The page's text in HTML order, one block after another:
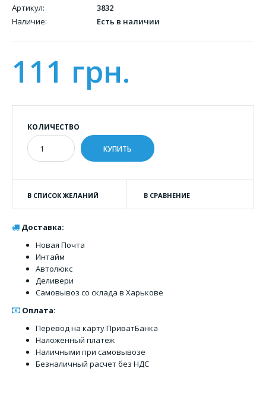
Артикул:
3832
Наличие:
Есть в наличии
111 грн.
КОЛИЧЕСТВО
В СПИСОК ЖЕЛАНИЙ В СРАВНЕНИЕ
Доставка:
Новая Почта
Интайм
Автолюкс
Деливери
Самовывоз со склада в Харькове
Оплата:
Перевод на карту ПриватБанка
Наложенный платеж
Наличными при самовывозе
Безналичный расчет без НДС